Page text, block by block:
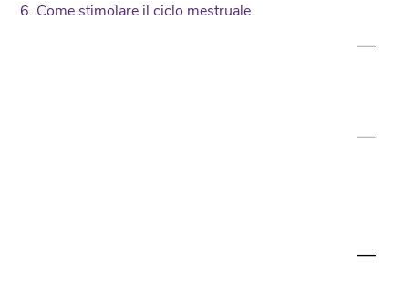
6. Come stimolare il ciclo mestruale